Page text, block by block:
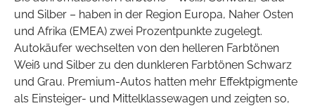
und Silber – haben in der Region Europa, Naher Osten
und Afrika (EMEA) zwei Prozentpunkte zugelegt.
Autokäufer wechselten von den helleren Farbtönen
Weiß und Silber zu den dunkleren Farbtönen Schwarz
und Grau. Premium-Autos hatten mehr Effektpigmente
als Einsteiger- und Mittelklassewagen und zeigten so,